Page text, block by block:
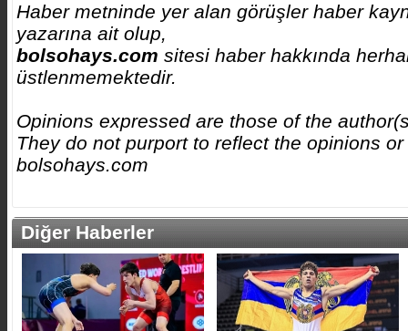
Haber metninde yer alan görüşler haber
yazarına ait olup,
bolsohays.com sitesi haber hakkında
üstlenmemektedir.
Opinions expressed are those of the
They do not purport to reflect the opinions
bolsohays.com
Diğer Haberler